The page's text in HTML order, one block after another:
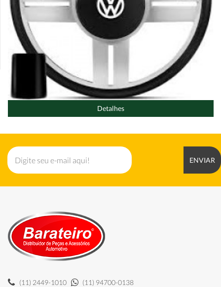
Detalhes
ENVIAR
(11) 2449-1010
(11) 94700-0138